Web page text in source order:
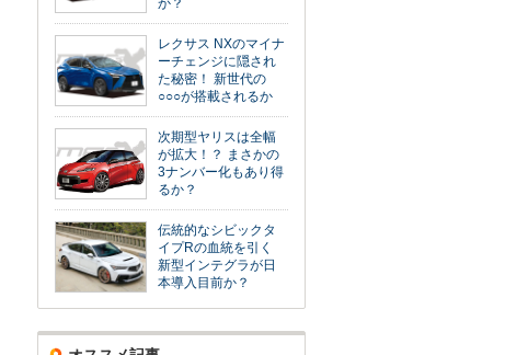
か？
レクサス NXのマイナ
ーチェンジに隠され
た秘密！ 新世代の
○○○が搭載されるか
次期型ヤリスは全幅
が拡大！？ まさかの
3ナンバー化もあり得
るか？
伝統的なシビックタ
イプRの血統を引く
新型インテグラが日
本導入目前か？